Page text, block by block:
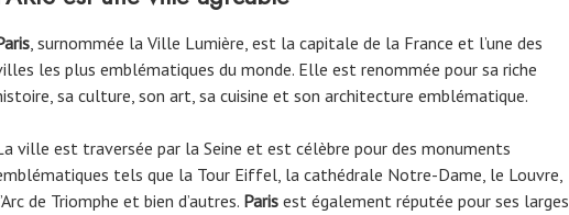
, surnommée la Ville Lumière, est la capitale de la France et l’une des
les plus emblématiques du monde. Elle est renommée pour sa riche
sa culture, son art, sa cuisine et son architecture emblématique.
ville est traversée par la Seine et est célèbre pour des monuments
tels que la Tour Eiffel, la cathédrale Notre-Dame, le Louvre,
de Triomphe et bien d’autres. Paris est également réputée pour ses larges